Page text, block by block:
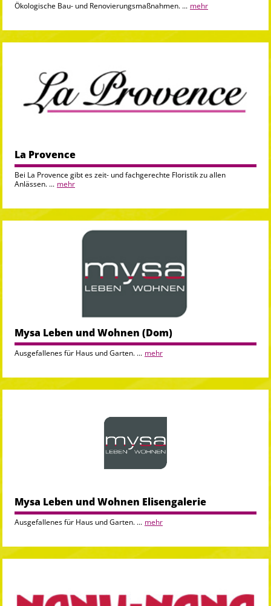
Ökologische Bau- und Renovierungsmaßnahmen. ... mehr
La Provence
Bei La Provence gibt es zeit- und fachgerechte Floristik zu allen
Anlässen. ... mehr
Mysa Leben und Wohnen (Dom)
Ausgefallenes für Haus und Garten. ... mehr
Mysa Leben und Wohnen Elisengalerie
Ausgefallenes für Haus und Garten. ... mehr